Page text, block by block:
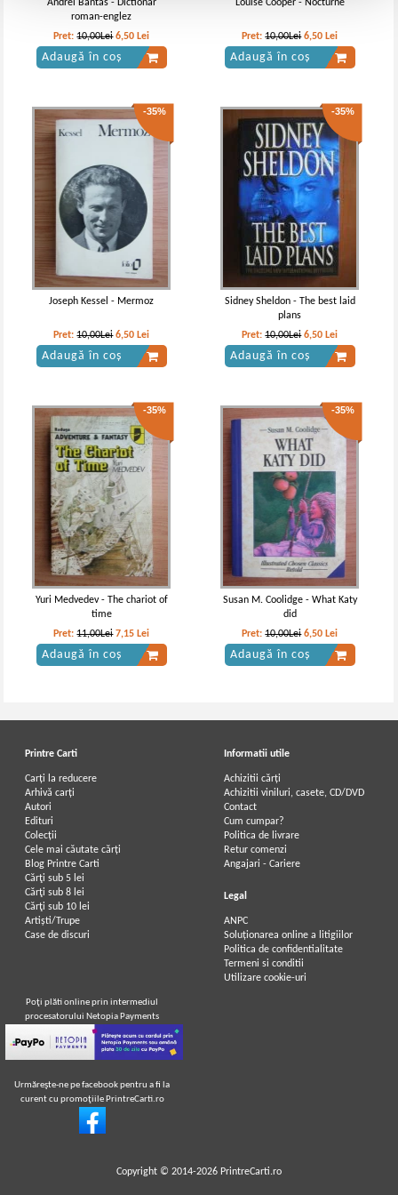
Andrei Bantas - Dictionar
roman-englez
Pret:10,00Lei 6,50 Lei
Adaugă în coș
Louise Cooper - Nocturne
Pret:10,00Lei 6,50 Lei
Adaugă în coș
-35%
Joseph Kessel - Mermoz
Pret:10,00Lei 6,50 Lei
Adaugă în coș
-35%
Sidney Sheldon - The best laid
plans
Pret:10,00Lei 6,50 Lei
Adaugă în coș
-35%
Yuri Medvedev - The chariot of
time
Pret:11,00Lei 7,15 Lei
Adaugă în coș
-35%
Susan M. Coolidge - What Katy
did
Pret:10,00Lei 6,50 Lei
Adaugă în coș
Printre Carti
Carți la reducere
Arhivă carți
Autori
Edituri
Colecții
Cele mai căutate cărți
Blog Printre Carti
Cărţi sub 5 lei
Cărţi sub 8 lei
Cărţi sub 10 lei
Artiști/Trupe
Case de discuri
Informatii utile
Achizitii cărți
Achizitii viniluri, casete, CD/DVD
Contact
Cum cumpar?
Politica de livrare
Retur comenzi
Angajari - Cariere
Legal
ANPC
Soluționarea online a litigiilor
Politica de confidentialitate
Termeni si conditii
Utilizare cookie-uri
Poţi plăti online prin intermediul
procesatorului Netopia Payments
Urmăreşte-ne pe facebook pentru a fi la
curent cu promoţiile PrintreCarti.ro
Copyright © 2014-2026 PrintreCarti.ro